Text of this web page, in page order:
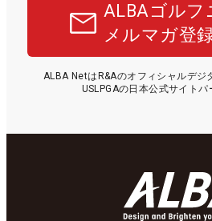
ALBAゴルフ
メルマガ登
ALBA NetはR&Aのオフィシャルデジ
USLPGAの日本公式サイトパ